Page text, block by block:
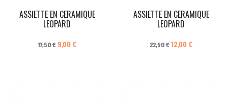
ASSIETTE EN CERAMIQUE
LEOPARD
Prix de base
17,50 € Prix
9,00 €
ASSIETTE EN CERAMIQUE
LEOPARD
Prix de base
22,50 €Prix
12,00 €